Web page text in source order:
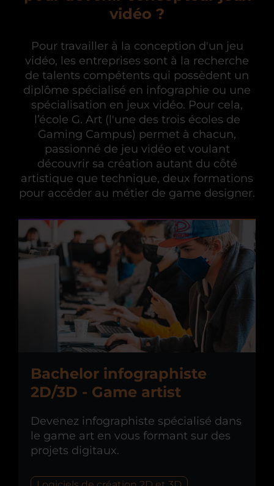
vidéo ?
Pour travailler à la conception d'un jeu
vidéo, les entreprises sont à la recherche
de talents compétents qui possèdent un
diplôme spécialisé en infographie ou une
spécialisation en jeux vidéo. Pour cela,
l’école G. Art (l'une des trois écoles de
Gaming Campus) permet à chacun,
passionné de jeu vidéo et voulant
découvrir sa création autant du côté
artistique que technique, deux formations
pour accéder au métier de game designer.
Bachelor infographiste
2D/3D - Game artist
Devenez infographiste spécialisé dans
le game art en vous formant sur des
projets digitaux.